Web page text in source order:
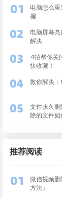
电脑怎么
握
电脑屏幕
解决
4招帮你关
快收藏！
教你解决
文件永久
除的文件如
推荐阅读
微信视频
方法」